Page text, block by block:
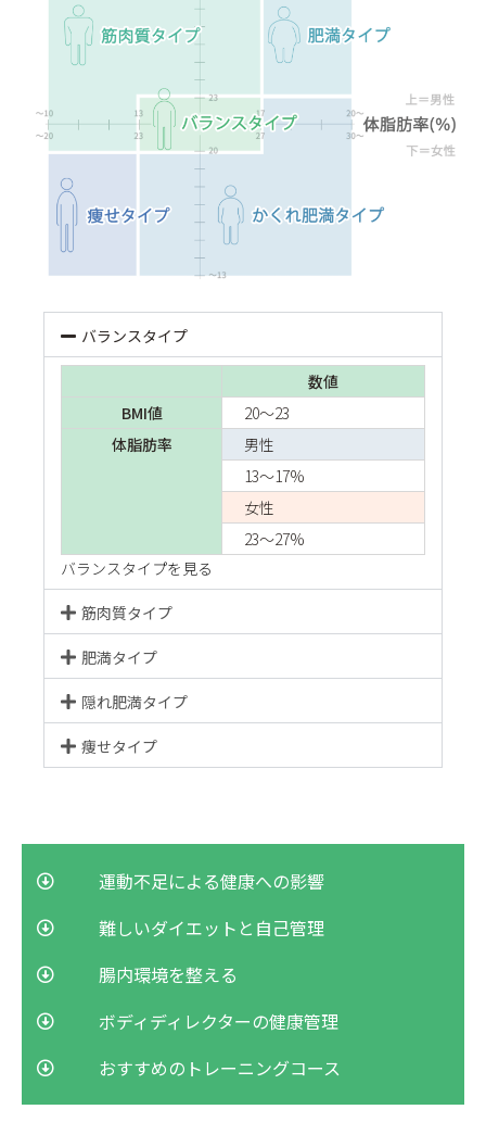
バランスタイプ
数値
BMI値
20～23
体脂肪率
男性
13～17%
女性
23～27%
バランスタイプを見る
筋肉質タイプ
肥満タイプ
隠れ肥満タイプ
痩せタイプ
運動不足による健康への影響
難しいダイエットと自己管理
腸内環境を整える
ボディディレクターの健康管理
おすすめのトレーニングコース